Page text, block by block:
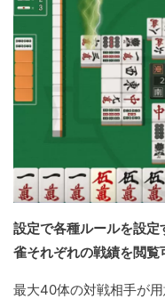
設定で各種ルールを設
雀それぞれの戦績を閲覧
最大40体の対戦相手が用